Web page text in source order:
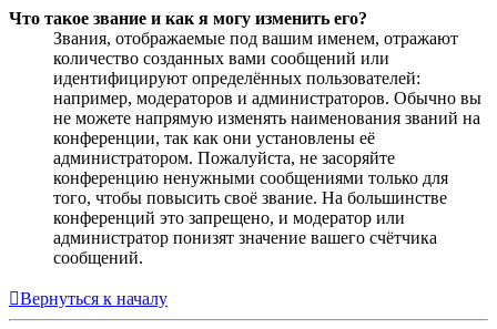
Что такое звание и как я могу изменить его?
Звания, отображаемые под вашим именем, отражают
количество созданных вами сообщений или
идентифицируют определённых пользователей:
например, модераторов и администраторов. Обычно вы
не можете напрямую изменять наименования званий на
конференции, так как они установлены её
администратором. Пожалуйста, не засоряйте
конференцию ненужными сообщениями только для
того, чтобы повысить своё звание. На большинстве
конференций это запрещено, и модератор или
администратор понизят значение вашего счётчика
сообщений.
Вернуться к началу